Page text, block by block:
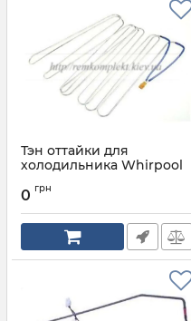
Тэн оттайки для
холодильника Whirpool
Артикул:
0 грн